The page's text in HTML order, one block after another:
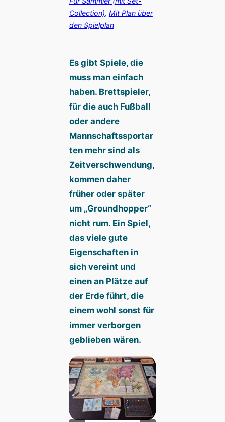
Collection), Mit Plan über
den Spielplan
Es gibt Spiele, die
muss man einfach
haben. Brettspieler,
für die auch Fußball
oder andere
Mannschaftssportar
ten mehr sind als
Zeitverschwendung,
kommen daher
früher oder später
um „Groundhopper“
nicht rum. Ein Spiel,
das viele gute
Eigenschaften in
sich vereint und
einen an Plätze auf
der Erde führt, die
einem wohl sonst für
immer verborgen
geblieben wären.